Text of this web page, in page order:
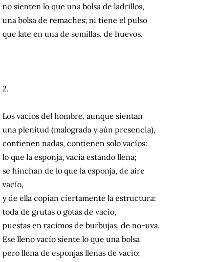
no sienten lo que una bolsa de ladrillos,
una bolsa de remaches; ni tiene el pulso
que late en una de semillas, de huevos.
2.
Los vacíos del hombre, aunque sientan
una plenitud (malograda y aún presencia),
contienen nadas, contienen solo vacíos:
lo que la esponja, vacía estando llena;
se hinchan de lo que la esponja, de aire
vacío,
y de ella copian ciertamente la estructura:
toda de grutas o gotas de vacío,
puestas en racimos de burbujas, de no-uva.
Ese lleno vacío siente lo que una bolsa
pero llena de esponjas llenas de vacío;